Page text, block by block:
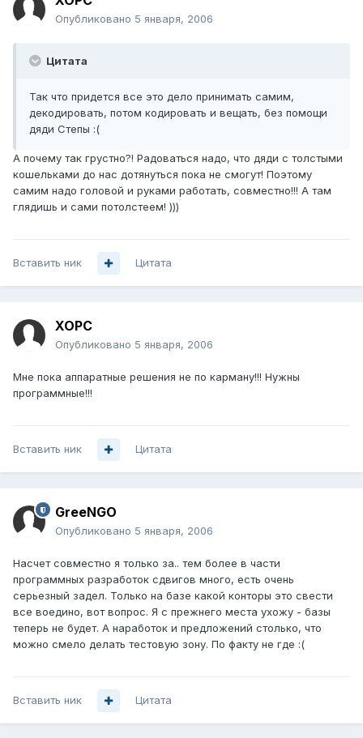
Опубликовано 5 января, 2006
Цитата
Так что придется все это дело принимать самим,
декодировать, потом кодировать и вещать, без помощи
дяди Степы :(
А почему так грустно?! Радоваться надо, что дяди с толстыми
кошельками до нас дотянуться пока не смогут! Поэтому
самим надо головой и руками работать, совместно!!! А там
глядишь и сами потолстеем! )))
Вставить ник Цитата
XOPC
Опубликовано 5 января, 2006
Мне пока аппаратные решения не по карману!!! Нужны
программные!!!
Вставить ник Цитата
GreeNGO
Опубликовано 5 января, 2006
Насчет совместно я только за.. тем более в части
программных разработок сдвигов много, есть очень
серьезный задел. Только на базе какой конторы это свести
все воедино, вот вопрос. Я с прежнего места ухожу - базы
теперь не будет. А наработок и предложений столько, что
можно смело делать тестовую зону. По факту не где :(
Вставить ник Цитата